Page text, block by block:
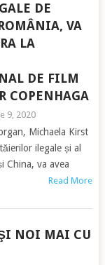
DE
VA
LA
DE FILM
COPENHAGA
9, 2020
Michaela Kirst
ilegale și al
China, va avea
Read More
NOI MAI CU